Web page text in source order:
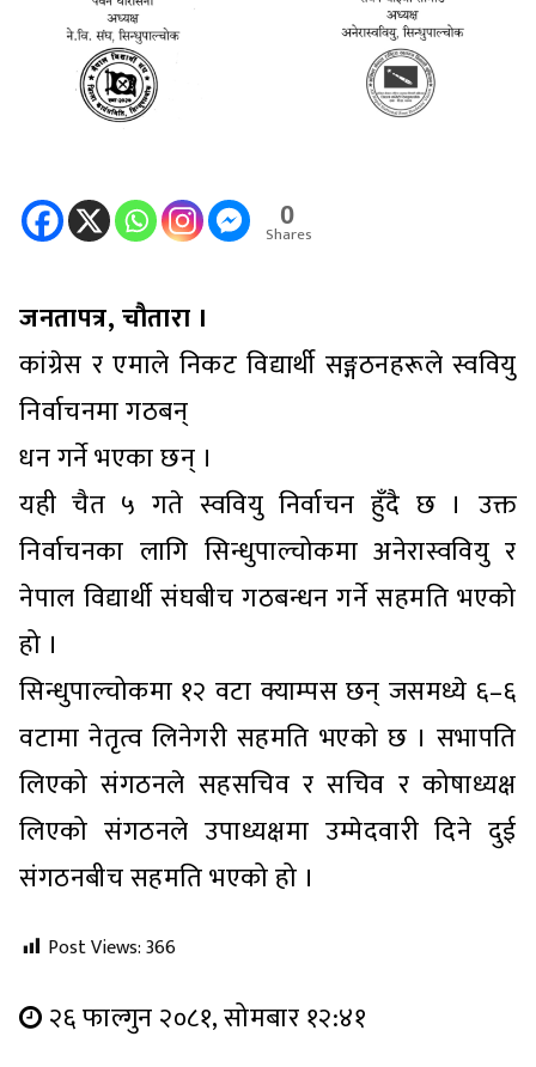
0
Shares
जनतापत्र, चौतारा ।
कांग्रेस र एमाले निकट विद्यार्थी सङ्गठनहरूले स्ववियु
निर्वाचनमा गठबन्
धन गर्ने भएका छन् ।
यही चैत ५ गते स्ववियु निर्वाचन हुँदै छ । उक्त
निर्वाचनका लागि सिन्धुपाल्चोकमा अनेरास्ववियु र
नेपाल विद्यार्थी संघबीच गठबन्धन गर्ने सहमति भएको
हो ।
सिन्धुपाल्चोकमा १२ वटा क्याम्पस छन् जसमध्ये ६–६
वटामा नेतृत्व लिनेगरी सहमति भएको छ । सभापति
लिएको संगठनले सहसचिव र सचिव र कोषाध्यक्ष
लिएको संगठनले उपाध्यक्षमा उम्मेदवारी दिने दुई
संगठनबीच सहमति भएको हो ।
Post Views:366
२६ फाल्गुन २०८१, सोमबार १२:४१